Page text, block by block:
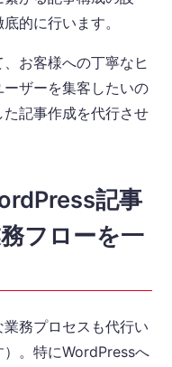
的に行います。
お客様への丁寧なヒ
ザーを集客したいの
記事作成を代行させ
記事
フローを一
務プロセスも代行い
。特にWordPressへ